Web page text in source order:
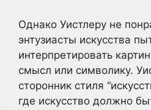
Однако Уистлеру не
энтузиасты искусства
интерпретировать
смысл или символику.
сторонник стиля
где искусство должно